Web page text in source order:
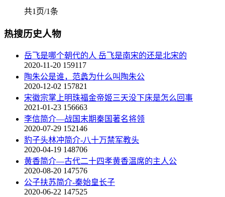
共1页/1条
热搜历史人物
岳飞是哪个朝代的人 岳飞是南宋的还是北宋的
2020-11-20 159117
陶朱公是谁，范蠡为什么叫陶朱公
2020-12-02 157821
宋徽宗掌上明珠福金帝姬三天没下床是怎么回事
2021-01-23 156663
李信简介—战国末期秦国著名将领
2020-07-29 152146
豹子头林冲简介-八十万禁军教头
2020-04-19 148706
黄香简介—古代二十四孝黄香温席的主人公
2020-08-20 147576
公子扶苏简介-秦始皇长子
2020-06-22 147525